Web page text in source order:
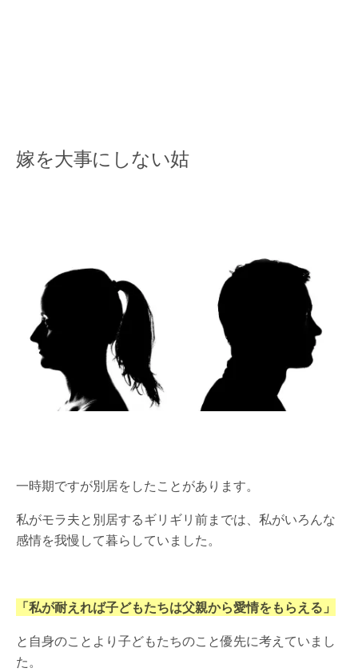
嫁を大事にしない姑
一時期ですが別居をしたことがあります。
私がモラ夫と別居するギリギリ前までは、私がいろんな
感情を我慢して暮らしていました。
「私が耐えれば子どもたちは父親から愛情をもらえる」
と自身のことより子どもたちのこと優先に考えていまし
た。